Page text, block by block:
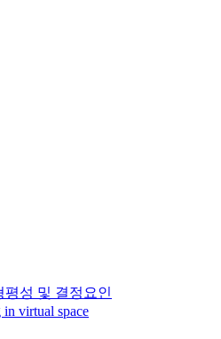
성 및 결정요인
virtual space